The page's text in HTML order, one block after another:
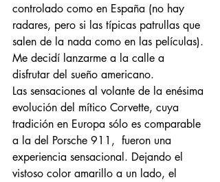
controlado como en España (no hay
radares, pero si las típicas patrullas que
salen de la nada como en las películas).
Me decidí lanzarme a la calle a
disfrutar del sueño americano.
Las sensaciones al volante de la enésima
evolución del mítico Corvette, cuya
tradición en Europa sólo es comparable
a la del Porsche 911,  fueron una
experiencia sensacional. Dejando el
vistoso color amarillo a un lado, el